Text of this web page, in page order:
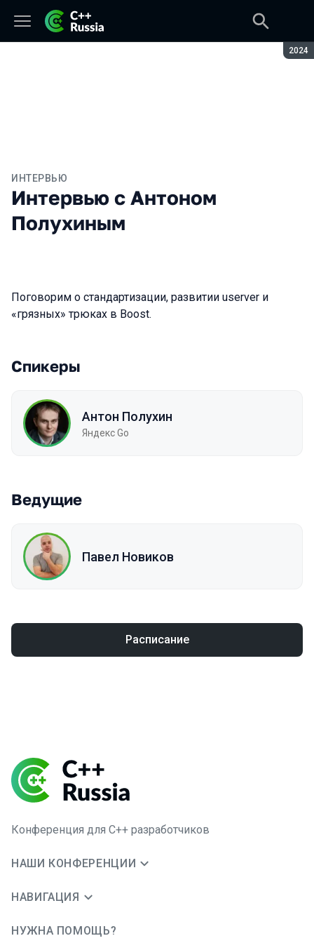
2024
ИНТЕРВЬЮ
Интервью с Антоном
Полухиным
Поговорим о стандартизации, развитии userver и
«грязных» трюках в Boost.
Спикеры
Антон Полухин
Яндекс Go
Ведущие
Павел Новиков
Расписание
Конференция для C++ разработчиков
НАШИ КОНФЕРЕНЦИИ
НАВИГАЦИЯ
НУЖНА ПОМОЩЬ?